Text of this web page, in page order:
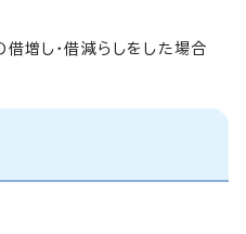
増し・借減らしをした場合